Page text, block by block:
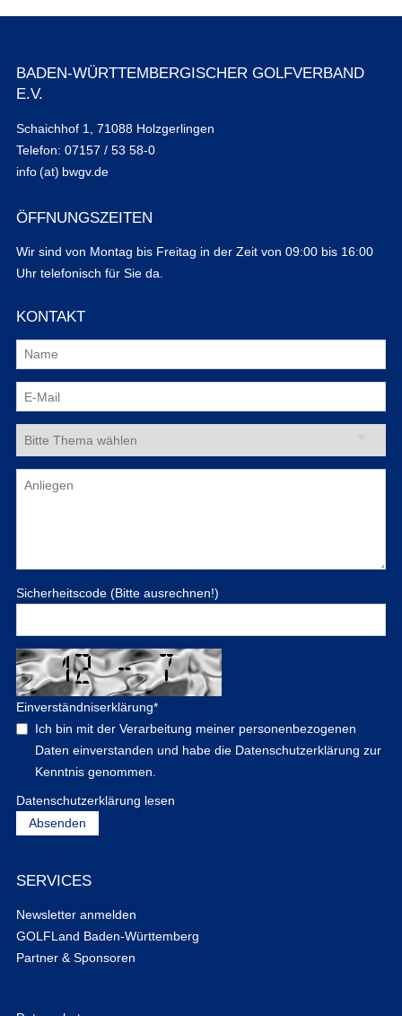
BADEN-WÜRTTEMBERGISCHER GOLFVERBAND
E.V.
Schaichhof 1, 71088 Holzgerlingen
Telefon: 07157 / 53 58-0
info (at) bwgv.de
ÖFFNUNGSZEITEN
Wir sind von Montag bis Freitag in der Zeit von 09:00 bis 16:00
Uhr telefonisch für Sie da.
KONTAKT
Sicherheitscode (Bitte ausrechnen!)
Einverständniserklärung*
Ich bin mit der Verarbeitung meiner personenbezogenen
Daten einverstanden und habe die Datenschutzerklärung zur
Kenntnis genommen.
Datenschutzerklärung lesen
SERVICES
Newsletter anmelden
GOLFLand Baden-Württemberg
Partner & Sponsoren